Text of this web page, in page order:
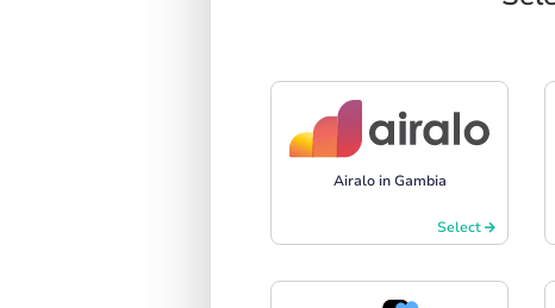
Airalo in Gambia
Select